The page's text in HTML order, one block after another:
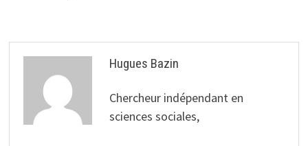
Hugues Bazin
Chercheur indépendant en
sciences sociales,